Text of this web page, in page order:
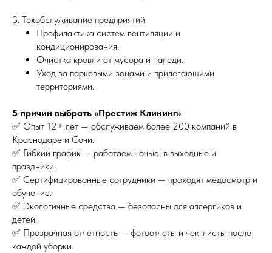
3. Техобслуживание предприятий
Профилактика систем вентиляции и
кондиционирования.
Очистка кровли от мусора и наледи.
Уход за парковыми зонами и прилегающими
территориями.
5 причин выбрать «Престиж Клининг»
✅ Опыт 12+ лет — обслуживаем более 200 компаний в
Краснодаре и Сочи.
✅ Гибкий график — работаем ночью, в выходные и
праздники.
✅ Сертифицированные сотрудники — проходят медосмотр и
обучение.
✅ Экологичные средства — безопасны для аллергиков и
детей.
✅ Прозрачная отчетность — фотоотчеты и чек-листы после
каждой уборки.